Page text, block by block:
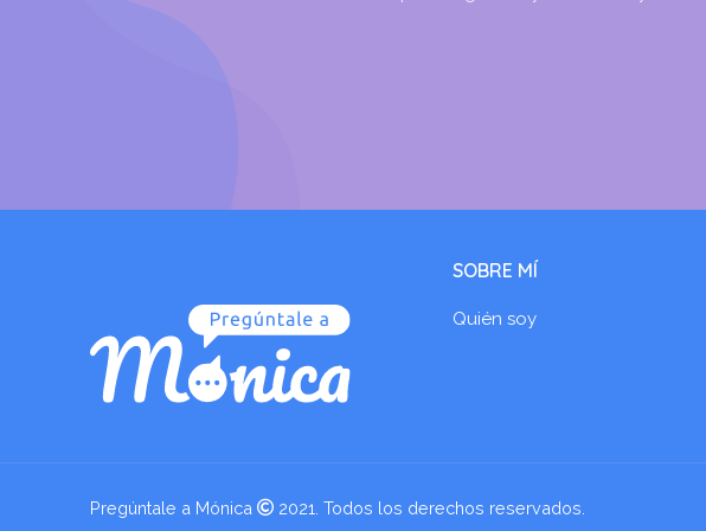
SOBRE MÍ
Quién soy
Pregúntale a Mónica 2021. Todos los derechos reservados.